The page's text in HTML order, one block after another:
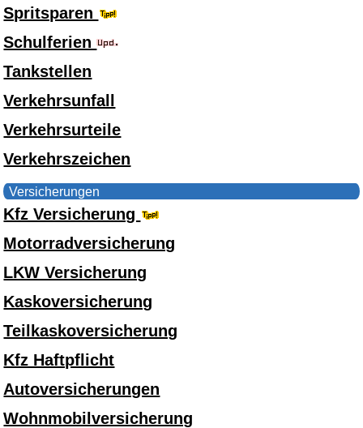
Spritsparen
Schulferien
Tankstellen
Verkehrsunfall
Verkehrsurteile
Verkehrszeichen
Versicherungen
Kfz Versicherung
Motorradversicherung
LKW Versicherung
Kaskoversicherung
Teilkaskoversicherung
Kfz Haftpflicht
Autoversicherungen
Wohnmobilversicherung